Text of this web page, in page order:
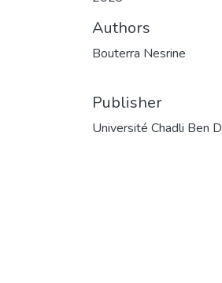
Authors
Bouterra Nesrine
Publisher
Université Chadli Ben